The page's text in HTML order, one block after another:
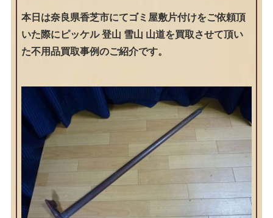
本日は奈良県香芝市にてゴミ屋敷片付けをご依頼頂
いた際にピッケル 登山 雪山 山道を買取させて頂い
た不用品買取事例のご紹介です。